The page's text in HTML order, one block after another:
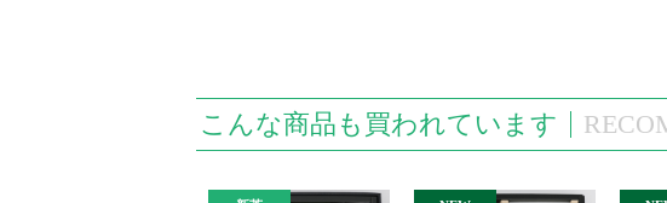
こんな商品も買われています